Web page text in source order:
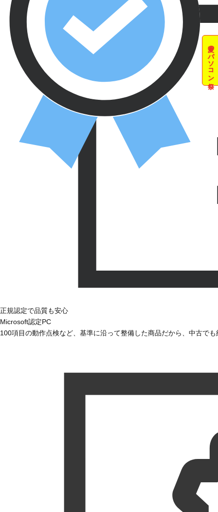
夏のパソコン祭
正規認定で品質も安心
Microsoft認定PC
100項目の動作点検など、基準に沿って整備した商品だから、中古で